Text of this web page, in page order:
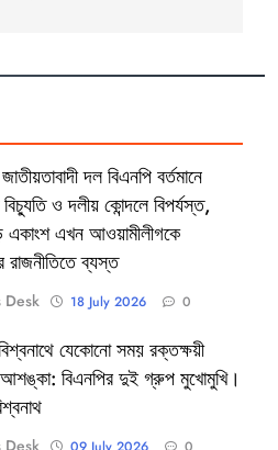
দল বিএনপি বর্তমানে
ও দলীয় কোন্দলে বিপর্যস্ত,
একাংশ এখন আওয়ামীলীগকে
রাজনীতিতে ব্যস্ত
Desk 18 July 2026 0
যেকোনো সময় রক্তক্ষয়ী
আশঙ্কা: বিএনপির দুই গ্রুপ মুখোমুখি।
Desk